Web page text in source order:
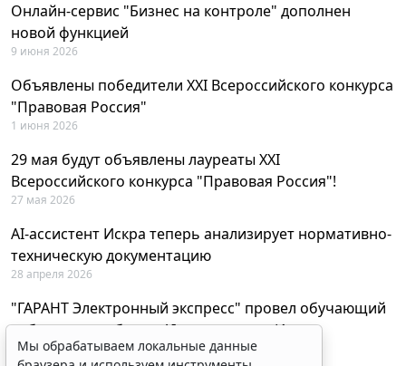
Онлайн-сервис "Бизнес на контроле" дополнен
новой функцией
9 июня 2026
Объявлены победители XXI Всероссийского конкурса
"Правовая Россия"
1 июня 2026
29 мая будут объявлены лауреаты XXI
Всероссийского конкурса "Правовая Россия"!
27 мая 2026
AI-ассистент Искра теперь анализирует нормативно-
техническую документацию
28 апреля 2026
"ГАРАНТ Электронный экспресс" провел обучающий
вебинар по работе с AI-ассистентом Искра
23 апреля 2026
Мы обрабатываем локальные данные